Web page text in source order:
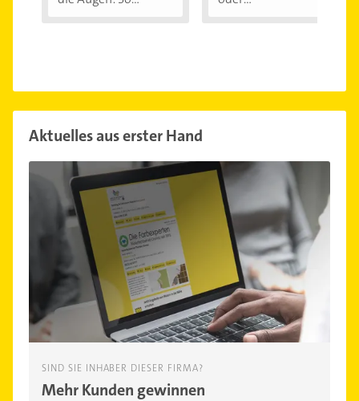
Aktuelles aus erster Hand
SIND SIE INHABER DIESER FIRMA?
Mehr Kunden gewinnen